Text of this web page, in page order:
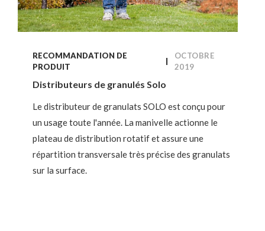
RECOMMANDATION DE
PRODUIT
OCTOBRE
2019
Distributeurs de granulés Solo
Le distributeur de granulats SOLO est conçu pour
un usage toute l'année. La manivelle actionne le
plateau de distribution rotatif et assure une
répartition transversale très précise des granulats
sur la surface.